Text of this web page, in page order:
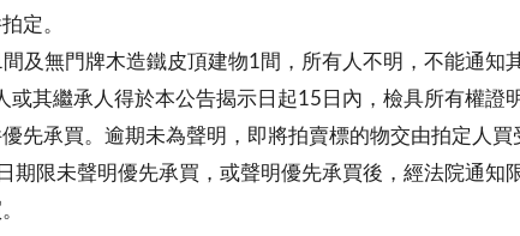
定。
及無門牌木造鐵皮頂建物1間，所有人不明，不能通知
或其繼承人得於本公告揭示日起15日內，檢具所有權證
先承買。逾期未為聲明，即將拍賣標的物交由拍定人買
期限未聲明優先承買，或聲明優先承買後，經法院通知